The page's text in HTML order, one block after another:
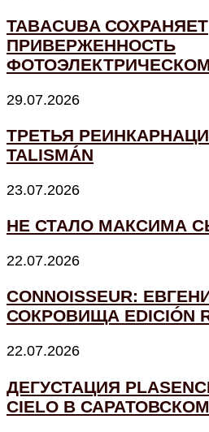
TABACUBA СОХРАНЯЕТ
ПРИВЕРЖЕННОСТЬ
29.07.2026
ТРЕТЬЯ
TALISMÁN
23.07.2026
НЕ СТАЛО МАКСИМА
22.07.2026
CONNOISSEUR:
СОКРОВИЩА EDICIÓN
22.07.2026
ДЕГУСТАЦИЯ
CIELO В